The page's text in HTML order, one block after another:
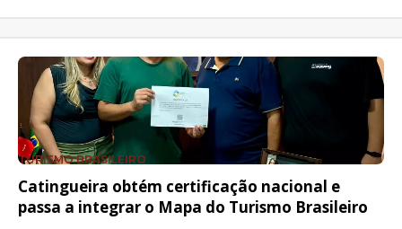
TURISMO BRASILEIRO
Catingueira obtém certificação nacional e
passa a integrar o Mapa do Turismo Brasileiro